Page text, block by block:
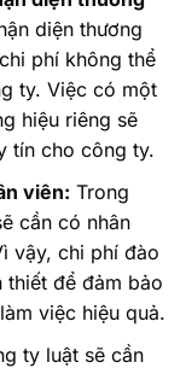
diện thương
phí không thể
ty. Việc có một
hiệu riêng sẽ
tín cho công ty.
viên: Trong
cần có nhân
vậy, chi phí đào
thiết để đảm bảo
việc hiệu quả.
ty luật sẽ cần